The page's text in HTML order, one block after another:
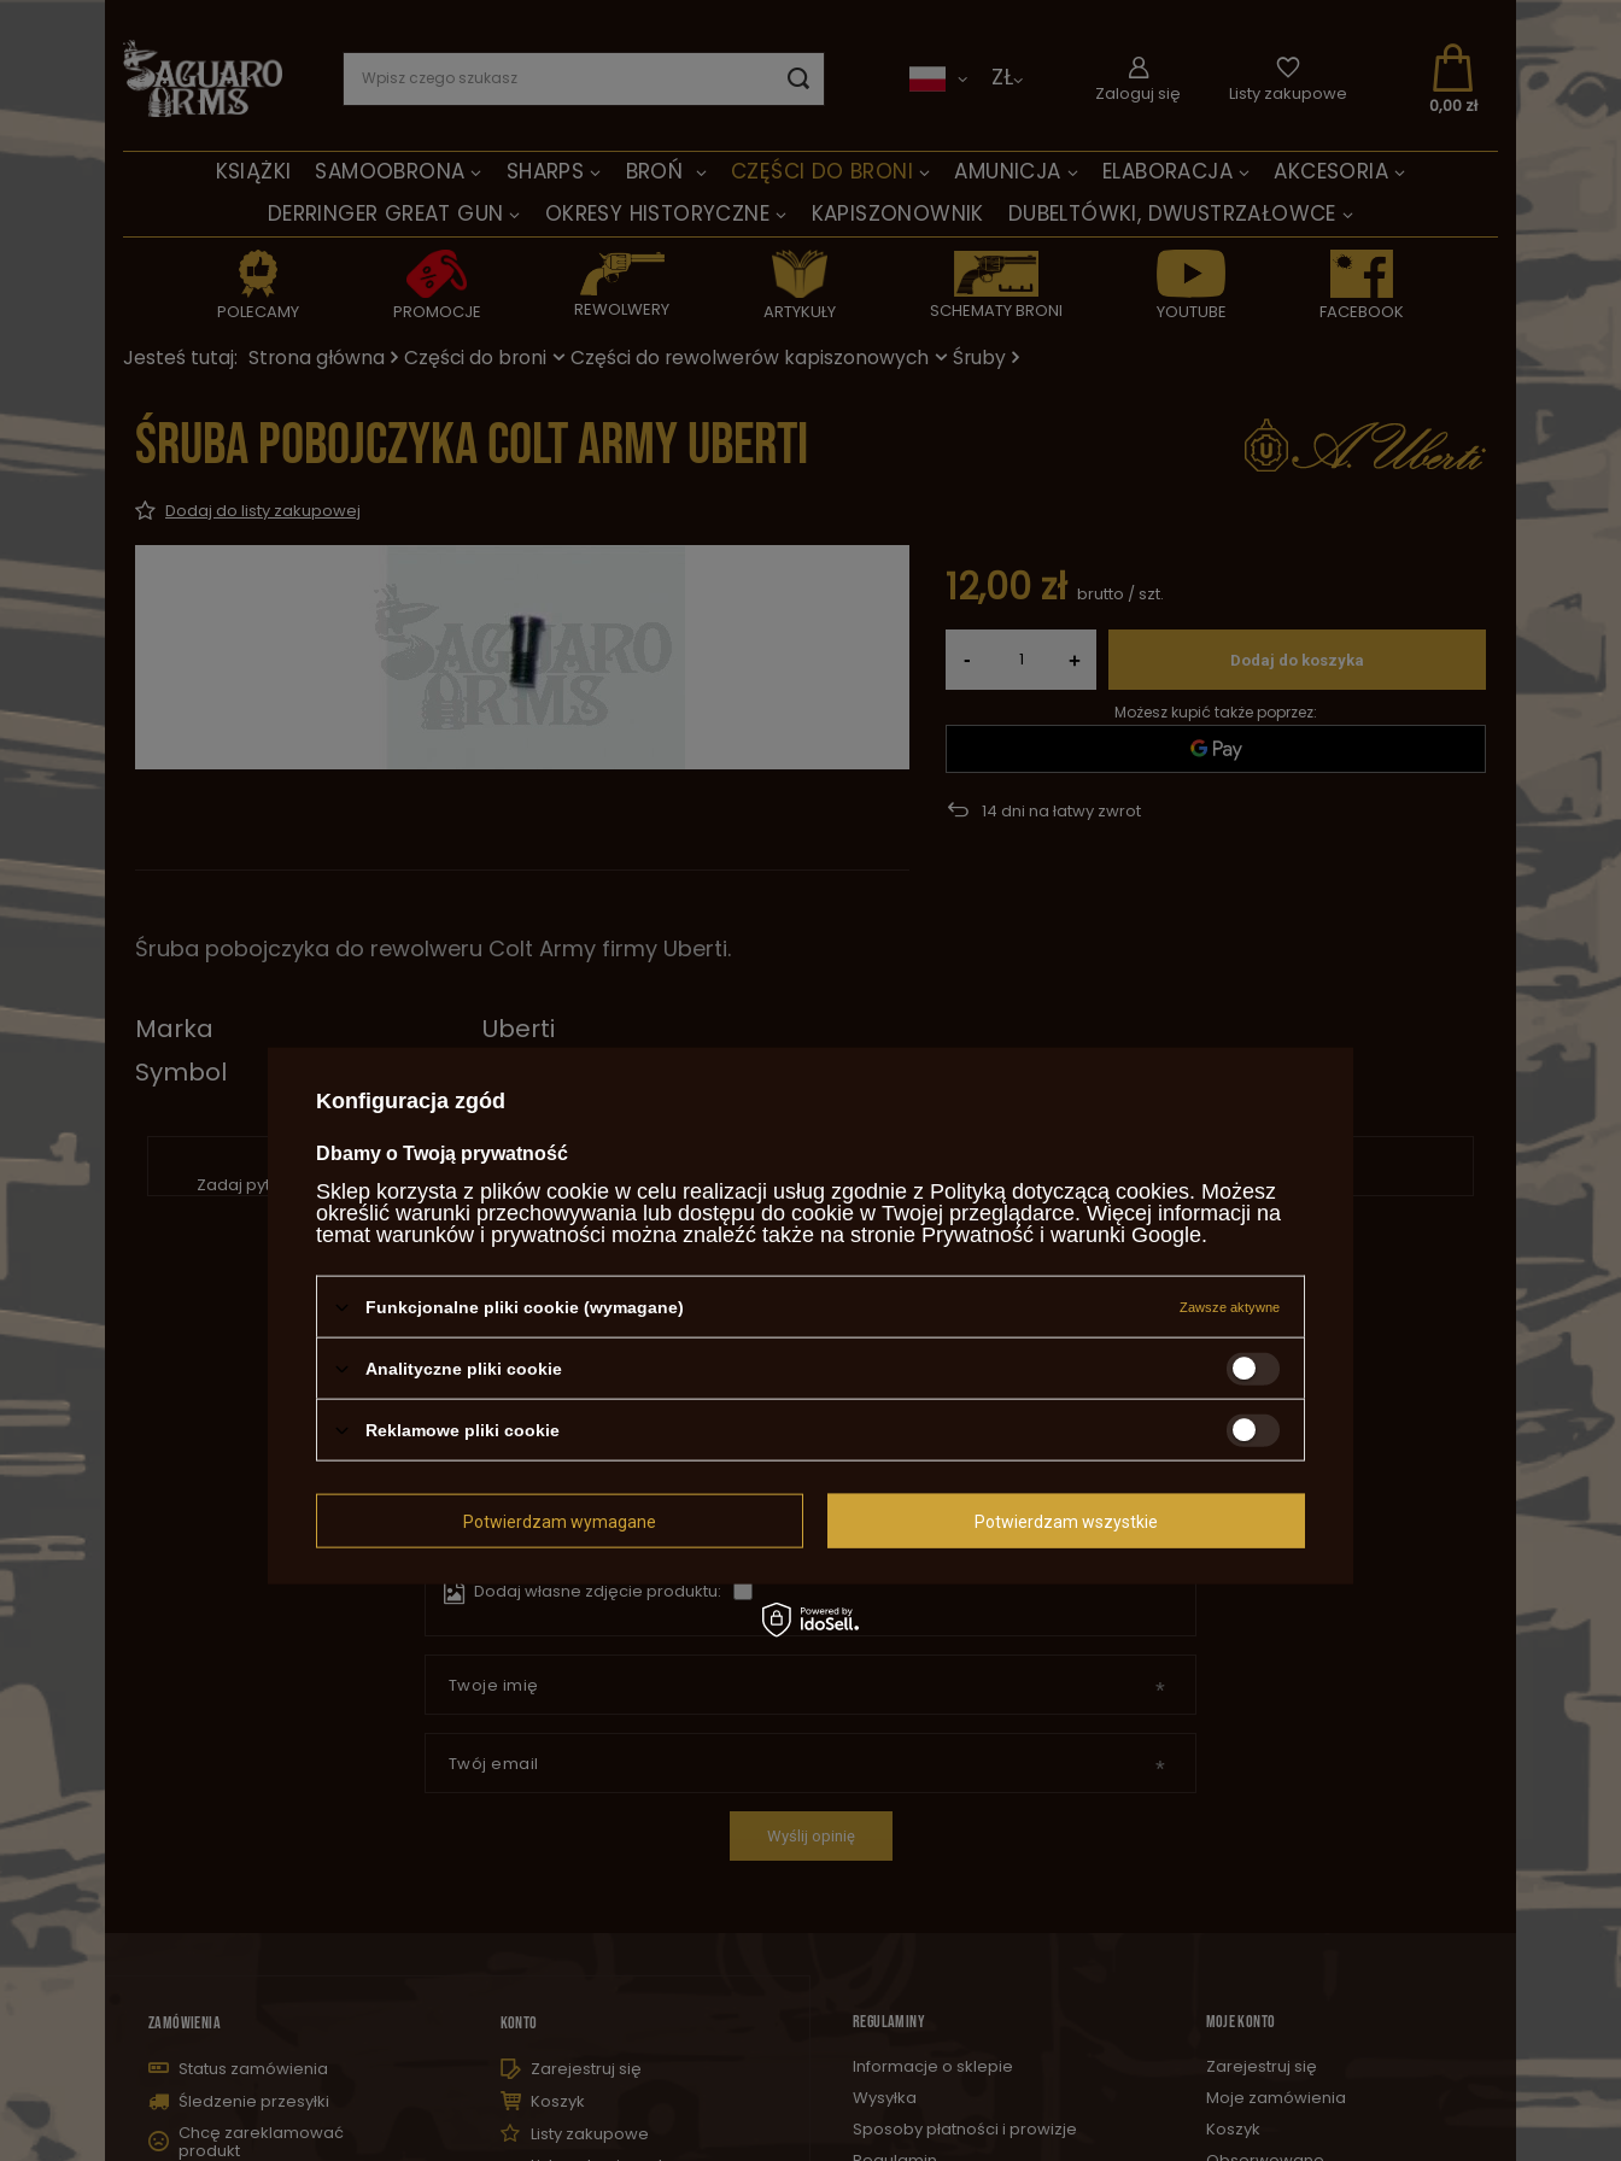
KSIĄŻKI SAMOOBRONA SHARPS BROŃ CZĘŚCI DO BRONI AMUNICJA ELABORACJA
AKCESORIA
DERRINGER GREAT GUN
OKRESY HISTORYCZNE KAPISZONOWNIK DUBELTÓWKI, DWUSTRZAŁOWCE
POLECAMY PROMOCJE REWOLWERY ARTYKUŁY SCHEMATY BRONI YOUTUBE FACEBOOK
ZŁ
Zaloguj się Listy zakupowe
0,00 zł
Jesteś tutaj: Strona główna Części do broni Części do rewolwerów kapiszonowych Śruby
Śruba pobojczyka Colt Army Uberti
Dodaj do listy zakupowej
12,00 zł brutto / szt.
- + Dodaj do koszyka
Możesz kupić także poprzez:
14 dni na łatwy zwrot
Śruba pobojczyka do rewolweru Colt Army firmy Uberti.
Marka
Uberti
Symbol
Potrzebujesz pomocy? Masz pytania?
Zadaj pytanie a my odpowiemy niezwłocznie, najciekawsze pytania i odpowiedzi publikując dla innych.
NAPISZ SWOJĄ OPINIĘ
Treść twojej opinii
Dodaj własne zdjęcie produktu:
Twoje imię
Twój email
Wyślij opinię
ZAMÓWIENIA
Status zamówienia
Śledzenie przesyłki
Chcę zareklamować
produkt
KONTO
Zarejestruj się
Koszyk
Listy zakupowe
REGULAMINY
Informacje o sklepie
Wysyłka
Sposoby płatności i prowizje
MOJE KONTO
Zarejestruj się
Moje zamówienia
Koszyk
Konfiguracja zgód
Dbamy o Twoją prywatność
Sklep korzysta z plików cookie w celu realizacji usług zgodnie z Polityką dotyczącą cookies. Możesz
określić warunki przechowywania lub dostępu do cookie w Twojej przeglądarce. Więcej informacji na
temat warunków i prywatności można znaleźć także na stronie Prywatność i warunki Google.
Funkcjonalne pliki cookie (wymagane) Zawsze aktywne
Analityczne pliki cookie
Reklamowe pliki cookie
Potwierdzam wymagane Potwierdzam wszystkie